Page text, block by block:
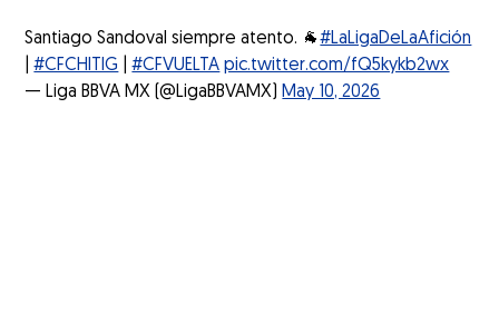
Santiago Sandoval siempre atento. 🐐#LaLigaDeLaAfición
|#CFCHITIG |#CFVUELTA pic.twitter.com/fQ5kykb2wx
— Liga BBVA MX (@LigaBBVAMX) May 10, 2026